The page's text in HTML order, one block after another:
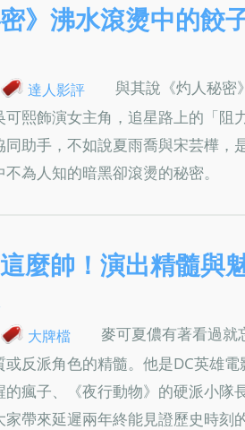
密》沸水滾燙中的餃
達人影評
與其說《灼人秘密
可熙飾演女主角，追星路上的「阻
同助手，不如說夏雨喬與宋芸樺，
為人知的暗黑卻滾燙的秘密。
麼帥！演出精髓與
大牌檔
麥可夏儂有著看過就
反派角色的精髓。他是DC英雄
瘋子、《夜行動物》的硬派小隊
帶來延遲兩年終能見證歷史時刻